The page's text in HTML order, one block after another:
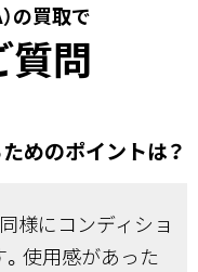
の買取で
質問
めのポイントは？
様にコンディショ
使用感があった